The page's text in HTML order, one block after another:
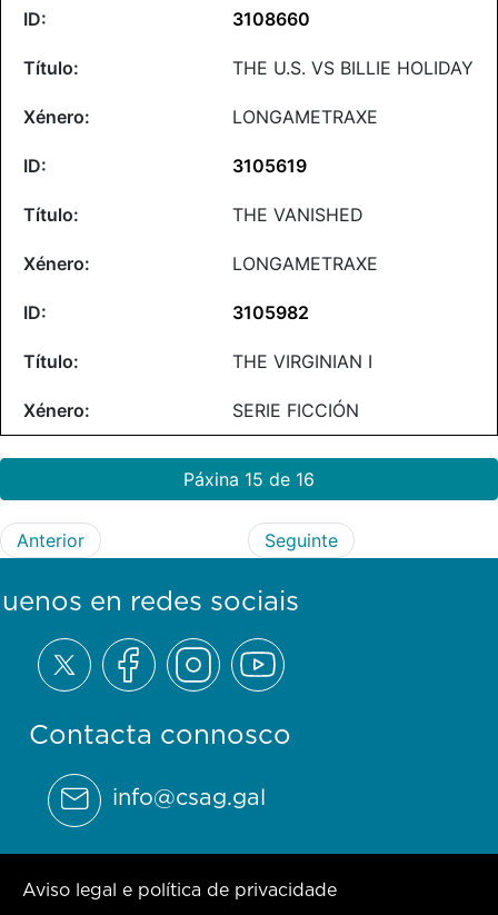
3108660
THE U.S. VS BILLIE HOLIDAY
LONGAMETRAXE
3105619
THE VANISHED
LONGAMETRAXE
3105982
THE VIRGINIAN I
SERIE FICCIÓN
Páxina 15 de 16
Anterior Seguinte
Contacta connosco
info@csag.gal
en redes sociais
Aviso legal e política de privacidade